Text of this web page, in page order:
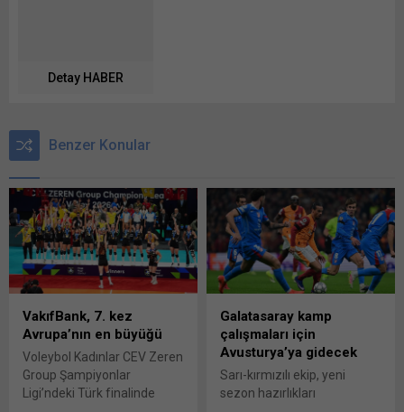
Detay HABER
Benzer Konular
VakıfBank, 7. kez
Avrupa’nın en büyüğü
Voleybol Kadınlar CEV Zeren
Group Şampiyonlar
Ligi’ndeki Türk finalinde
Galatasaray kamp
çalışmaları için
Avusturya’ya gidecek
Sarı-kırmızılı ekip, yeni
sezon hazırlıkları